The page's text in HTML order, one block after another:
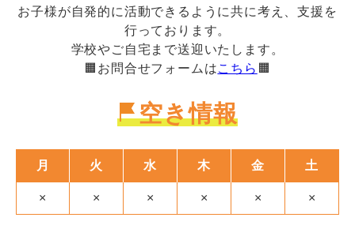
お子様が自発的に活動できるように共に考え、支援を
行っております。
学校やご自宅まで送迎いたします。
🟧お問合せフォームはこちら 🟧
空き情報
月 火 水 木 金 土
× × × × × ×